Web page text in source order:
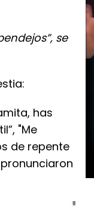
se
has
"Me
de repente